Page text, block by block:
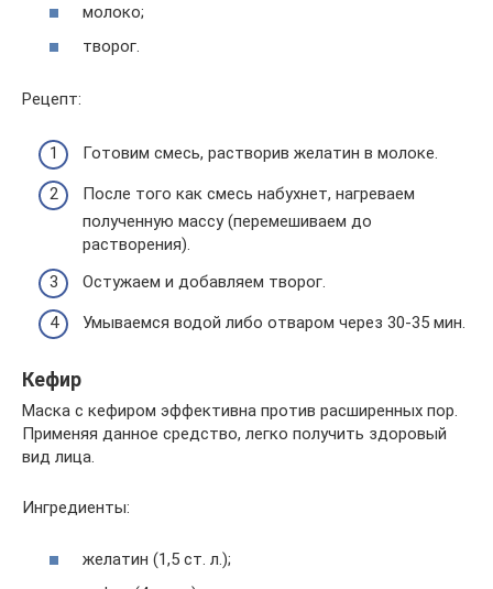
молоко;
творог.
Рецепт:
Готовим смесь, растворив желатин в молоке.
После того как смесь набухнет, нагреваем
полученную массу (перемешиваем до
растворения).
Остужаем и добавляем творог.
Умываемся водой либо отваром через 30-35 мин.
Кефир
Маска с кефиром эффективна против расширенных пор.
Применяя данное средство, легко получить здоровый
вид лица.
Ингредиенты:
желатин (1,5 ст. л.);